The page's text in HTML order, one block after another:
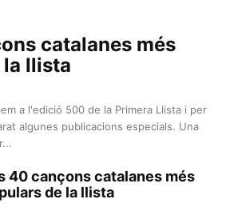
catalanes més
la llista
a l'edició 500 de la Primera Llista i per
algunes publicacions especials. Una
40 cançons catalanes més
de la llista